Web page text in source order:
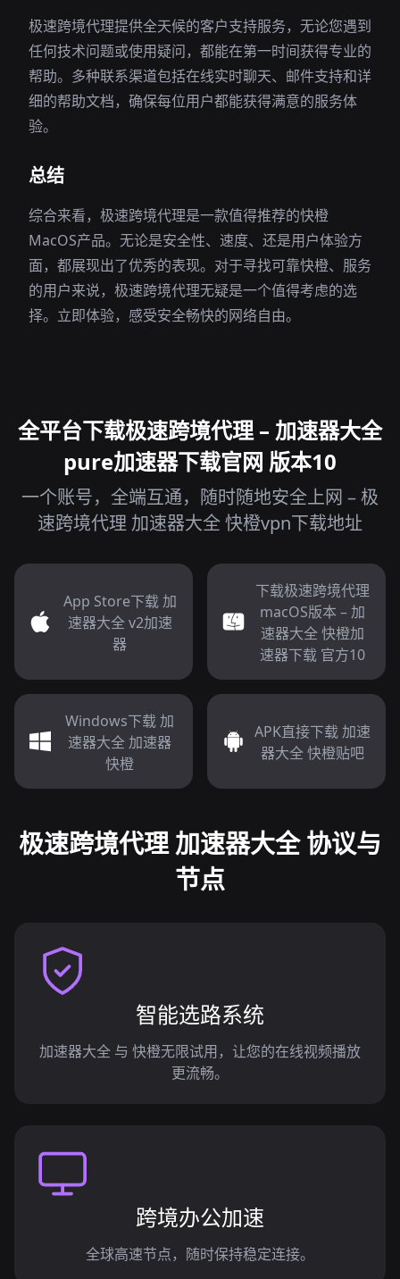
极速跨境代理提供全天候的客户支持服务，无论您遇到
任何技术问题或使用疑问，都能在第一时间获得专业的
帮助。多种联系渠道包括在线实时聊天、邮件支持和详
细的帮助文档，确保每位用户都能获得满意的服务体
验。
总结
综合来看，极速跨境代理是一款值得推荐的快橙
MacOS产品。无论是安全性、速度、还是用户体验方
面，都展现出了优秀的表现。对于寻找可靠快橙、服务
的用户来说，极速跨境代理无疑是一个值得考虑的选
择。立即体验，感受安全畅快的网络自由。
全平台下载极速跨境代理 – 加速器大全
pure加速器下载官网 版本10
一个账号，全端互通，随时随地安全上网 – 极
速跨境代理 加速器大全 快橙vpn下载地址
App Store下载 加
速器大全 v2加速
器
下载极速跨境代理
macOS版本 – 加
速器大全 快橙加
速器下载 官方10
Windows下载 加
速器大全 加速器
快橙
APK直接下载 加速
器大全 快橙贴吧
极速跨境代理 加速器大全 协议与
节点
智能选路系统
加速器大全 与 快橙无限试用，让您的在线视频播放
更流畅。
跨境办公加速
全球高速节点，随时保持稳定连接。